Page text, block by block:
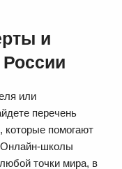
и
или
перечень
которые помогают
Онлайн-школы
точки мира, в